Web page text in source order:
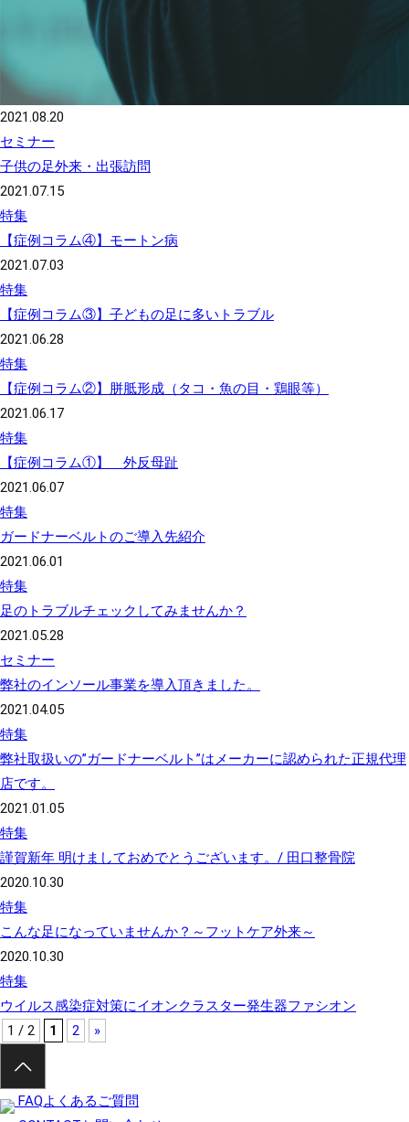
2021.08.20
セミナー
子供の足外来・出張訪問
2021.07.15
特集
【症例コラム④】モートン病
2021.07.03
特集
【症例コラム③】子どもの足に多いトラブル
2021.06.28
特集
【症例コラム②】胼胝形成（タコ・魚の目・鶏眼等）
2021.06.17
特集
【症例コラム①】 外反母趾
2021.06.07
特集
ガードナーベルトのご導入先紹介
2021.06.01
特集
足のトラブルチェックしてみませんか？
2021.05.28
セミナー
弊社のインソール事業を導入頂きました。
2021.04.05
特集
弊社取扱いの”ガードナーベルト”はメーカーに認められた正規代理
店です。
2021.01.05
特集
謹賀新年 明けましておめでとうございます。/ 田口整骨院
2020.10.30
特集
こんな足になっていませんか？～フットケア外来～
2020.10.30
特集
ウイルス感染症対策にイオンクラスター発生器ファシオン
1 / 2
1 2 »
FAQよくあるご質問